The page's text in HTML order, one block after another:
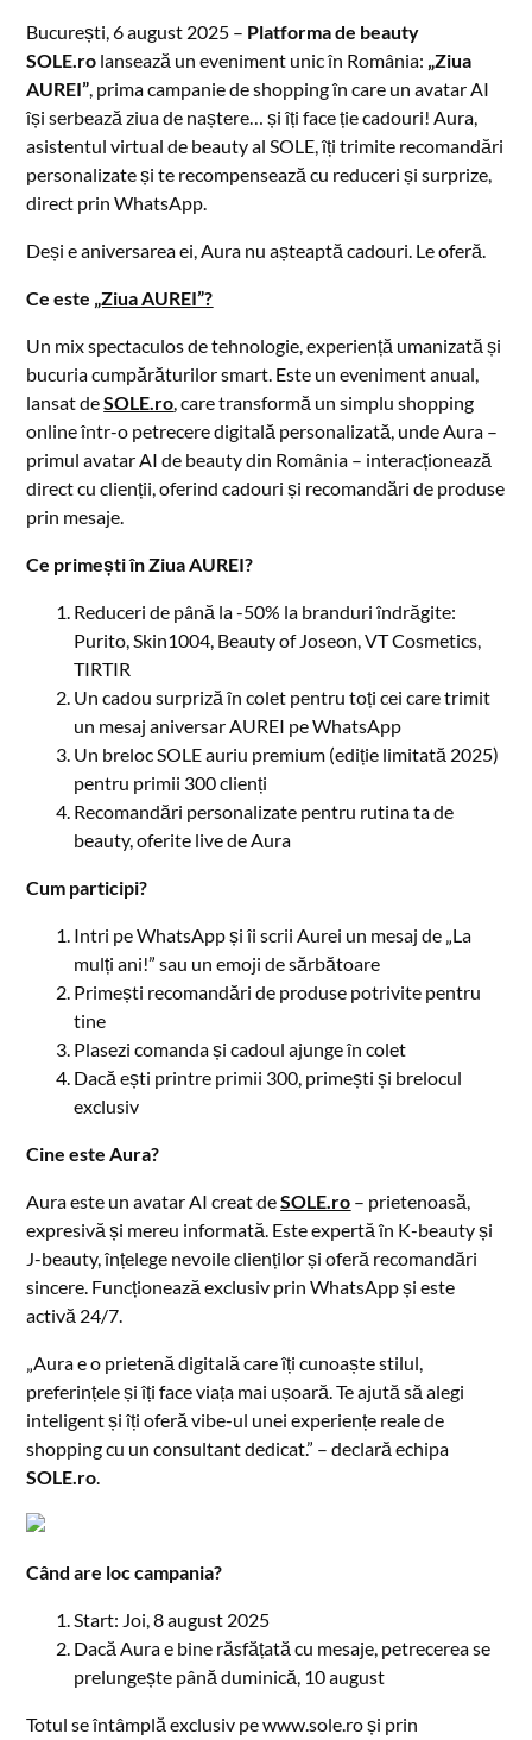
București, 6 august 2025 – Platforma de beauty
SOLE.ro lansează un eveniment unic în România: „Ziua
AUREI”, prima campanie de shopping în care un avatar AI
își serbează ziua de naștere… și îți face ție cadouri! Aura,
asistentul virtual de beauty al SOLE, îți trimite recomandări
personalizate și te recompensează cu reduceri și surprize,
direct prin WhatsApp.
Deși e aniversarea ei, Aura nu așteaptă cadouri. Le oferă.
Ce este „Ziua AUREI”?
Un mix spectaculos de tehnologie, experiență umanizată și
bucuria cumpărăturilor smart. Este un eveniment anual,
lansat deSOLE.ro, care transformă un simplu shopping
online într-o petrecere digitală personalizată, unde Aura –
primul avatar AI de beauty din România – interacționează
direct cu clienții, oferind cadouri și recomandări de produse
prin mesaje.
Ce primești în Ziua AUREI?
Reduceri de până la -50% la branduri îndrăgite:
Purito, Skin1004, Beauty of Joseon, VT Cosmetics,
TIRTIR
Un cadou surpriză în colet pentru toți cei care trimit
un mesaj aniversar AUREI pe WhatsApp
Un breloc SOLE auriu premium (ediție limitată 2025)
pentru primii 300 clienți
Recomandări personalizate pentru rutina ta de
beauty, oferite live de Aura
Cum participi?
Intri pe WhatsApp și îi scrii Aurei un mesaj de „La
mulți ani!” sau un emoji de sărbătoare
Primești recomandări de produse potrivite pentru
tine
Plasezi comanda și cadoul ajunge în colet
Dacă ești printre primii 300, primești și brelocul
exclusiv
Cine este Aura?
Aura este un avatar AI creat deSOLE.ro – prietenoasă,
expresivă și mereu informată. Este expertă în K-beauty și
J-beauty, înțelege nevoile clienților și oferă recomandări
sincere. Funcționează exclusiv prin WhatsApp și este
activă 24/7.
„Aura e o prietenă digitală care îți cunoaște stilul,
preferințele și îți face viața mai ușoară. Te ajută să alegi
inteligent și îți oferă vibe-ul unei experiențe reale de
shopping cu un consultant dedicat.” – declară echipa
SOLE.ro.
Când are loc campania?
Start: Joi, 8 august 2025
Dacă Aura e bine răsfățată cu mesaje, petrecerea se
prelungește până duminică, 10 august
Totul se întâmplă exclusiv pe www.sole.ro și prin